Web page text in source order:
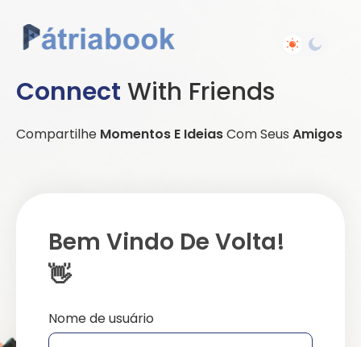
Connect With Friends
Compartilhe Momentos E IdeiasCom Seus Amigos
Bem Vindo De Volta!
👋
Nome de usuário